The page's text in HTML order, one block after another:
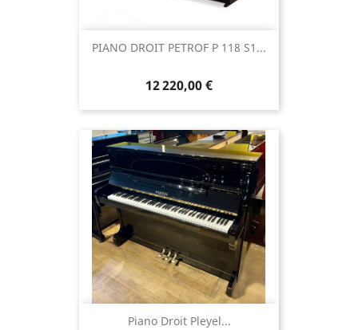
PIANO DROIT PETROF P 118 S1...
12 220,00 €
Piano Droit Pleyel...